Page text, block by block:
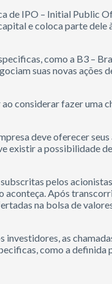
de IPO – Initial Public
e coloca parte dele
como a B3 –
suas novas ações
considerar fazer uma
deve oferecer
existir a possibilidade
pelos
aconteça. Após
na bolsa de
investidores, as
como a definida